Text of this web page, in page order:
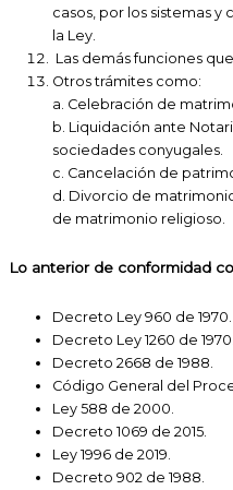
casos, por los sistemas
la Ley.
Las demás funciones
Otros trámites como:
a. Celebración de
b. Liquidación ante
sociedades conyugales.
c. Cancelación de
d. Divorcio de
de matrimonio religioso.
Lo anterior de conformidad
Decreto Ley 960 de 1970.
Decreto Ley 1260 de 1970.
Decreto 2668 de 1988.
Código General del
Ley 588 de 2000.
Decreto 1069 de 2015.
Ley 1996 de 2019.
Decreto 902 de 1988.